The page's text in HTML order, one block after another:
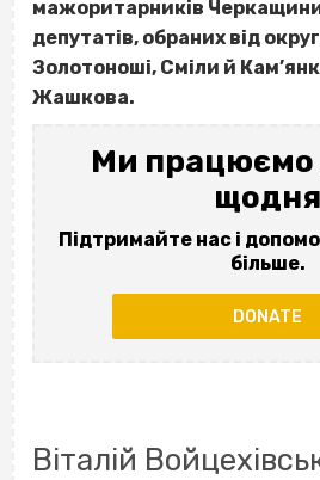
мажоритарників
депутатів, обраних від
Золотоноші, Сміли й
Жашкова.
Ми працюємо
щодня
Підтримайте нас і
більше.
DONATE
Віталій